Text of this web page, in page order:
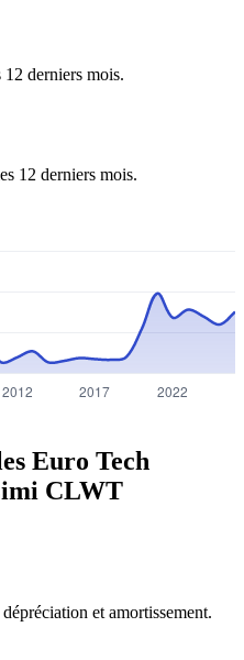
12 derniers mois.
12 derniers mois.
Euro Tech
CLWT
et amortissement.